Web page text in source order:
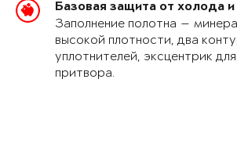
Базовая защита от холода
Заполнение полотна —
высокой плотности, два
уплотнителей, эксцентрик
притвора.